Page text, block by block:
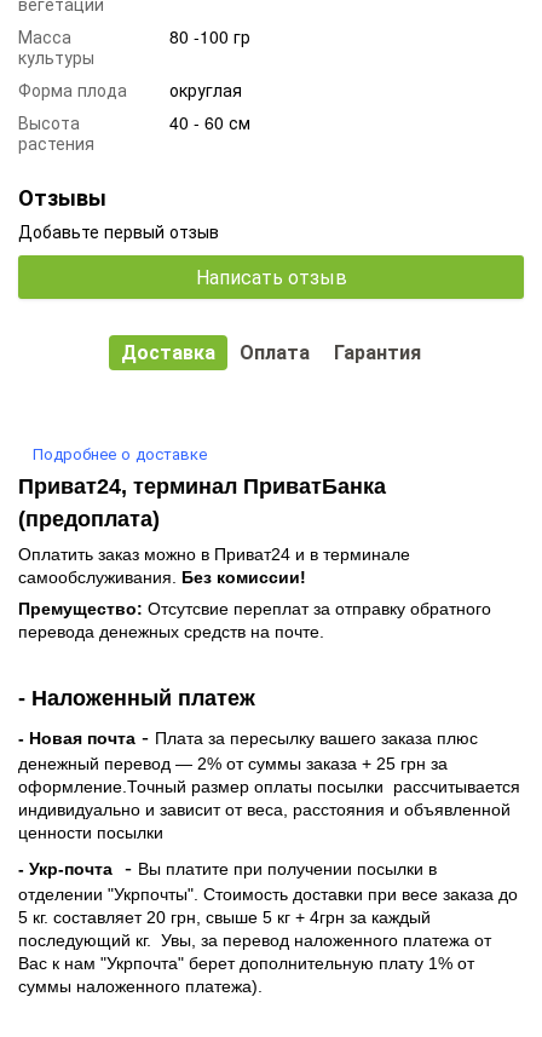
Масса
культуры
80 -100 гр
Форма плода
округлая
Высота
растения
40 - 60 см
Отзывы
Добавьте первый отзыв
Написать отзыв
Доставка Оплата Гарантия
Подробнее о доставке
Приват24, терминал ПриватБанка
(предоплата)
Оплатить заказ можно в Приват24 и в терминале
самообслуживания. Без комиссии!
Премущество: Отсутсвие переплат за отправку обратного
перевода денежных средств на почте.
- Наложенный платеж
- Новая почта - Плата за пересылку вашего заказа плюс
денежный перевод — 2% от суммы заказа + 25 грн за
оформление.Точный размер оплаты посылки рассчитывается
индивидуально и зависит от веса, расстояния и объявленной
ценности посылки
- Укр-почта
- Вы платите при получении посылки в
отделении "Укрпочты". Стоимость доставки при весе заказа до
5 кг. составляет 20 грн, свыше 5 кг + 4грн за каждый
последующий кг. Увы, за перевод наложенного платежа от
Вас к нам "Укрпочта" берет дополнительную плату 1% от
суммы наложенного платежа).